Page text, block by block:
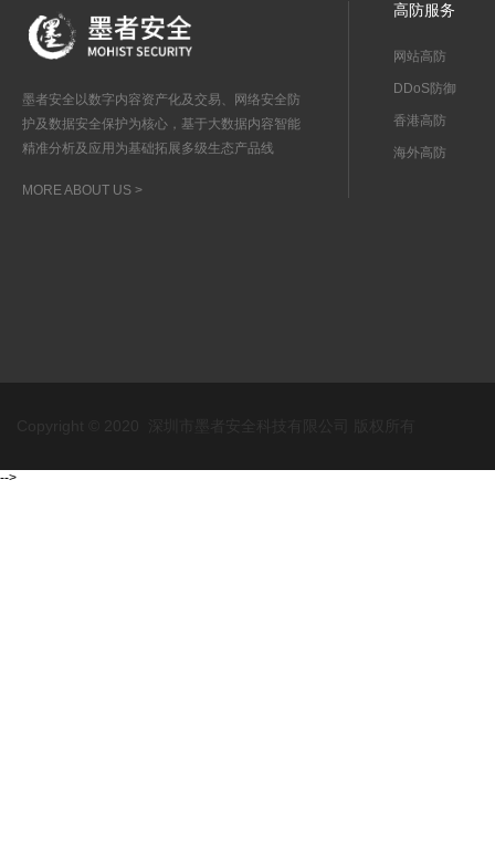
墨者安全以数字内容资产化及交易、网络安全防
护及数据安全保护为核心，基于大数据内容智能
精准分析及应用为基础拓展多级生态产品线
MORE ABOUT US >
高防服务
网站高防
DDoS防御
香港高防
海外高防
-->